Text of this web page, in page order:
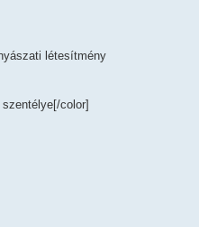
létesítmény
color]